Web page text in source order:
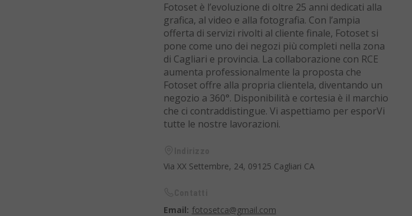
Fotoset è l’evoluzione di oltre 25 anni dedicati alla
grafica, al video e alla fotografia. Con l’ampia
offerta di servizi rivolti al cliente finale, Fotoset si
pone come uno dei negozi più completi nella zona
di Cagliari e provincia. La collaborazione con RCE
aumenta professionalmente la proposta che
Fotoset offre alla propria clientela, diventando un
negozio a 360°. Disponibilità e cortesia è il marchio
che ci contraddistingue. Vi aspettiamo per esporVi
tutte le nostre lavorazioni.
Via XX Settembre, 24, 09125 Cagliari CA
Email: fotosetca@gmail.com